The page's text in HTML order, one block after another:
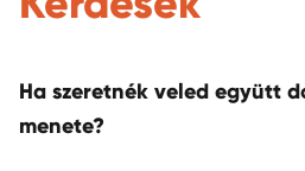
Ha szeretnék veled együtt
menete?